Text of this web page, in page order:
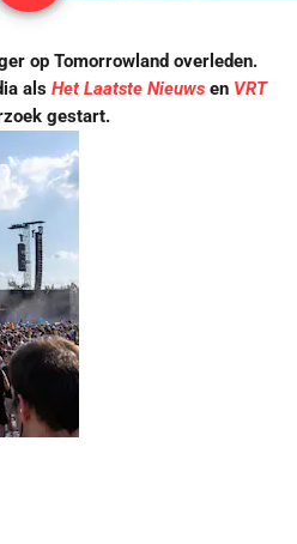
op Tomorrowland overleden.
als Het Laatste Nieuws en VRT
gestart.